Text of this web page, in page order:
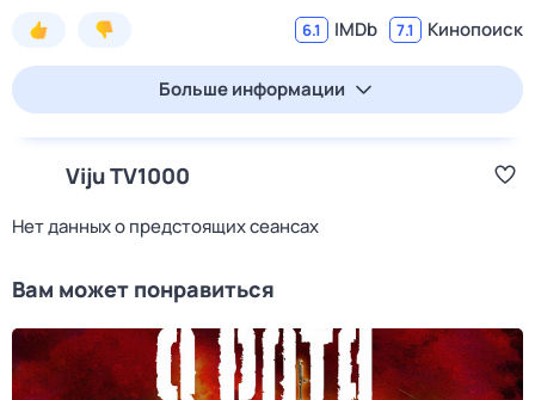
6.1 IMDb 7.1 Кинопоиск
Больше информации
Viju TV1000
Нет данных о предстоящих сеансах
Вам может понравиться